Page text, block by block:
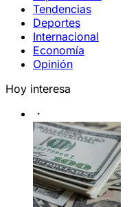
Tendencias
Deportes
Internacional
Economía
Opinión
Hoy interesa